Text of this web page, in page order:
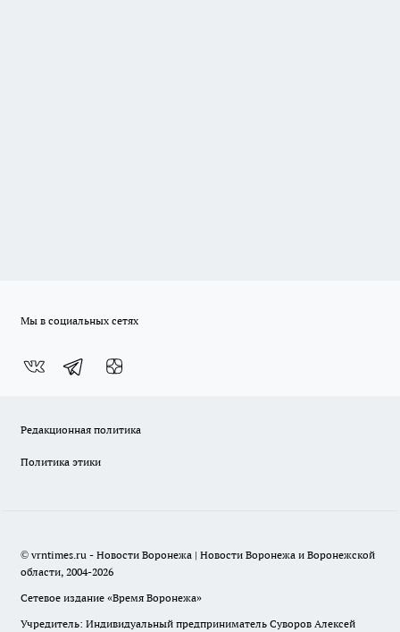
Мы в социальных сетях
Редакционная политика
Политика этики
© vrntimes.ru - Новости Воронежа | Новости Воронежа и Воронежской
области, 2004-2026
Сетевое издание «Время Воронежа»
Учредитель: Индивидуальный предприниматель Суворов Алексей